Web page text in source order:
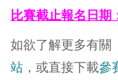
比賽截止報名日期
如欲了解更多有關
站 ，或直接下載參